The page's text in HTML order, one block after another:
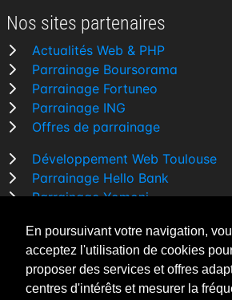
En poursuivant votre navigation,
acceptez l'utilisation de cookies
proposer des services et offres
centres d'intérêts et mesurer la
Nos sites partenaires
Actualités Web & PHP
Parrainage Boursorama
Parrainage Fortuneo
Parrainage ING
Offres de parrainage
Développement Web Toulouse
Parrainage Hello Bank
Parrainage Yomoni
Comparatif banque